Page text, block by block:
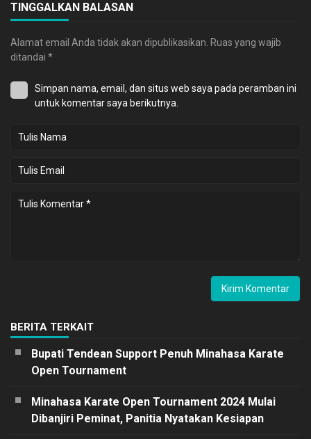
TINGGALKAN BALASAN
Alamat email Anda tidak akan dipublikasikan. Ruas yang wajib
ditandai *
Simpan nama, email, dan situs web saya pada peramban ini
untuk komentar saya berikutnya.
BERITA TERKAIT
Bupati Tendean Support Penuh Minahasa Karate
Open Tournament
Minahasa Karate Open Tournament 2024 Mulai
Dibanjiri Peminat, Panitia Nyatakan Kesiapan